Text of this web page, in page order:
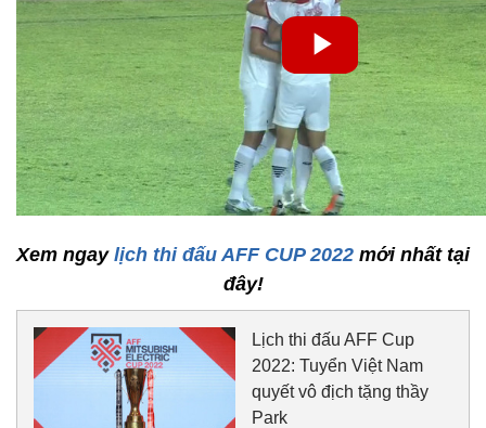
Xem ngay lịch thi đấu AFF CUP 2022 mới nhất tại
đây!
Lịch thi đấu AFF Cup
2022: Tuyển Việt Nam
quyết vô địch tặng thầy
Park